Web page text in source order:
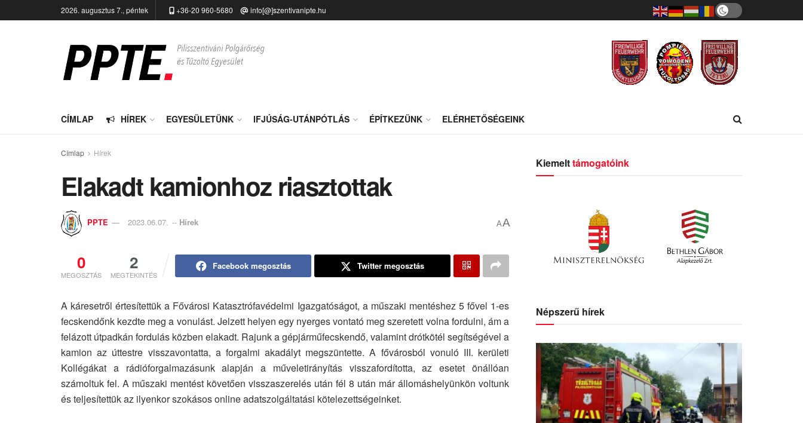
2026. augusztus 7., péntek +36-20 960-5680 info[@]szentivanipte.hu
CÍMLAP HÍREK EGYESÜLETÜNK IFJÚSÁG-UTÁNPÓTLÁS ÉPÍTKEZÜNK ELÉRHETŐSÉGEINK
Címlap Hírek
Elakadt kamionhoz riasztottak
PPTE 2023.06.07. -- Hírek AA
0
MEGOSZTÁS
2
MEGTEKINTÉS
Facebook megosztás Twitter megosztás
A káresetről értesítettük a Fővárosi Katasztrófavédelmi Igazgatóságot, a műszaki mentéshez 5 fővel 1-es
fecskendőnk kezdte meg a vonulást. Jelzett helyen egy nyerges vontató meg szeretett volna fordulni, ám a
felázott útpadkán fordulás közben elakadt. Rajunk a gépjárműfecskendő, valamint drótkötél segítségével a
kamion az úttestre visszavontatta, a forgalmi akadályt megszüntette. A fővárosból vonuló III. kerületi
Kollégákat a rádióforgalmazásunk alapján a műveletirányítás visszafordította, az esetet önállóan
számoltuk fel. A műszaki mentést követően visszaszerelés után fél 8 után már állomáshelyünkön voltunk
és teljesítettük az ilyenkor szokásos online adatszolgáltatási kötelezettségeinket.
Kiemelttámogatóink
Népszerű hírek